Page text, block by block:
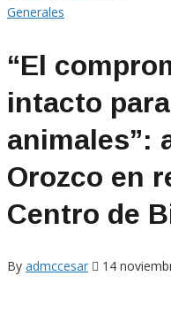
Generales
“El
intacto
animales”:
Orozco en
Centro de
By admccesar 14